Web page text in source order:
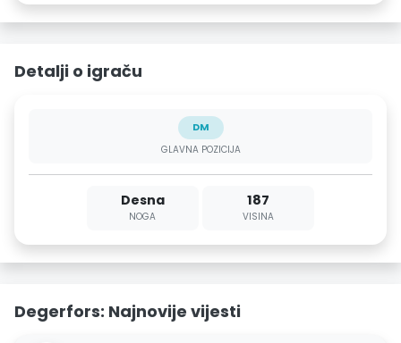
Detalji o igraču
DM
GLAVNA POZICIJA
Desna
NOGA
187
VISINA
Degerfors: Najnovije vijesti